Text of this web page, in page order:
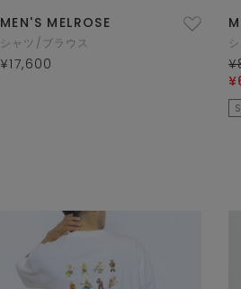
MEN'S MELROSE
シャツ/ブラウス
¥17,600